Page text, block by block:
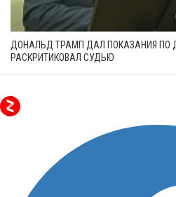
ДОНАЛЬД ТРАМП ДАЛ ПОКАЗАНИЯ ПО
РАСКРИТИКОВАЛ СУДЬЮ